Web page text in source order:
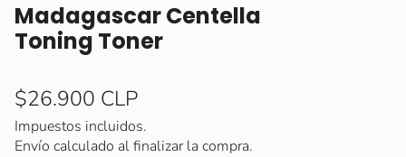
Madagascar Centella
Toning Toner
Precio
regular
$26.900 CLP
Impuestos incluidos.
Envío calculado al finalizar la compra.